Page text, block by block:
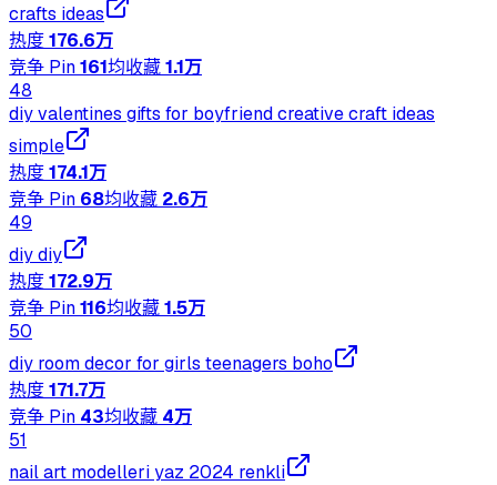
crafts ideas
热度176.6万
竞争 Pin161均收藏1.1万
48
diy valentines gifts for boyfriend creative craft ideas
simple
热度174.1万
竞争 Pin 68均收藏 2.6万
49
diy diy
热度172.9万
竞争 Pin116均收藏1.5万
50
diy room decor for girls teenagers boho
热度171.7万
竞争 Pin 43均收藏 4万
51
nail art modelleri yaz 2024 renkli